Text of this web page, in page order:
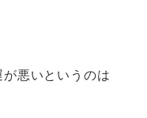
悪いというのは